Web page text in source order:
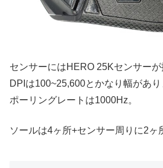
センサーにはHERO 25Kセンサーが
DPIは100~25,600とかなり幅があり
ポーリングレートは1000Hz。
ソールは4ヶ所+センサー周りに2ヶ